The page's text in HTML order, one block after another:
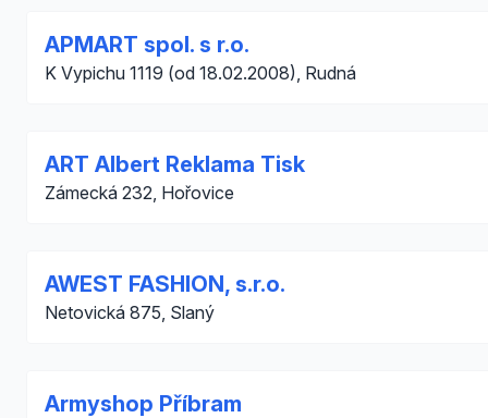
APMART spol. s r.o.
K Vypichu 1119 (od 18.02.2008), Rudná
ART Albert Reklama Tisk
Zámecká 232, Hořovice
AWEST FASHION, s.r.o.
Netovická 875, Slaný
Armyshop Příbram